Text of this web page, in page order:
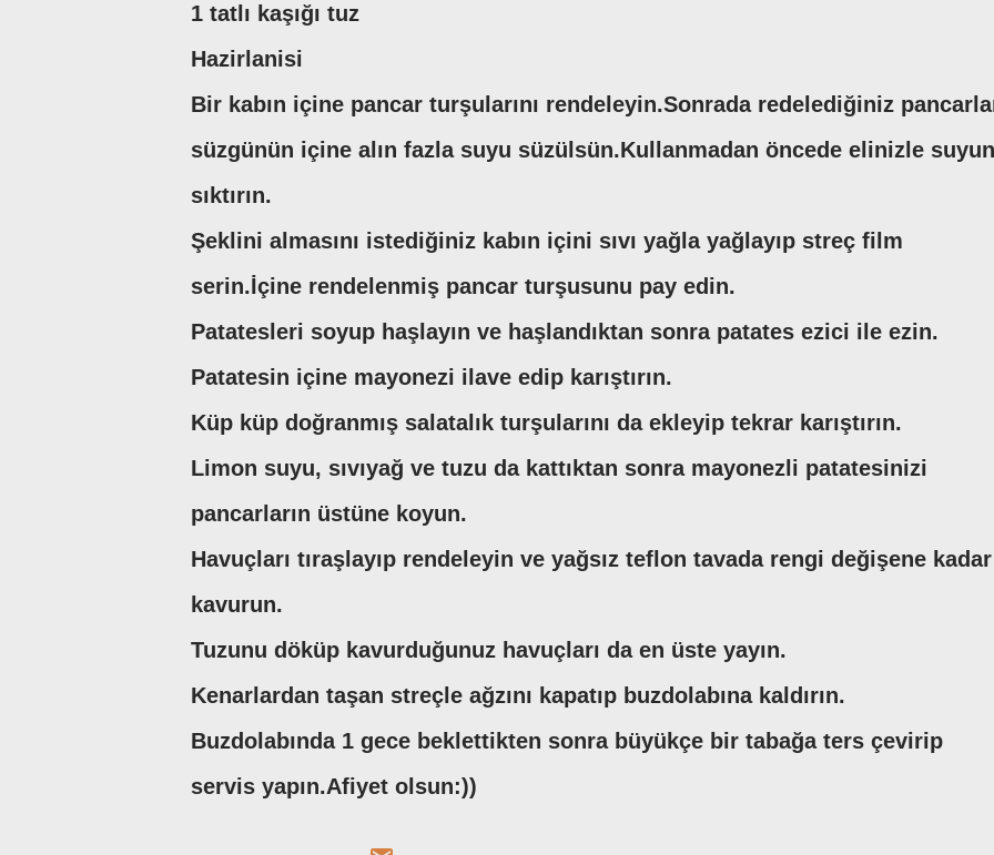
1 tatlı kaşığı tuz
Hazirlanisi
Bir kabın içine pancar turşularını rendeleyin.Sonrada redelediğiniz
süzgünün içine alın fazla suyu süzülsün.Kullanmadan öncede elinizle
sıktırın.
Şeklini almasını istediğiniz kabın içini sıvı yağla yağlayıp streç film
serin.İçine rendelenmiş pancar turşusunu pay edin.
Patatesleri soyup haşlayın ve haşlandıktan sonra patates ezici ile ezin.
Patatesin içine mayonezi ilave edip karıştırın.
Küp küp doğranmış salatalık turşularını da ekleyip tekrar karıştırın.
Limon suyu, sıvıyağ ve tuzu da kattıktan sonra mayonezli patatesinizi
pancarların üstüne koyun.
Havuçları tıraşlayıp rendeleyin ve yağsız teflon tavada rengi değişene kadar
kavurun.
Tuzunu döküp kavurduğunuz havuçları da en üste yayın.
Kenarlardan taşan streçle ağzını kapatıp buzdolabına kaldırın.
Buzdolabında 1 gece beklettikten sonra büyükçe bir tabağa ters çevirip
servis yapın.Afiyet olsun:))